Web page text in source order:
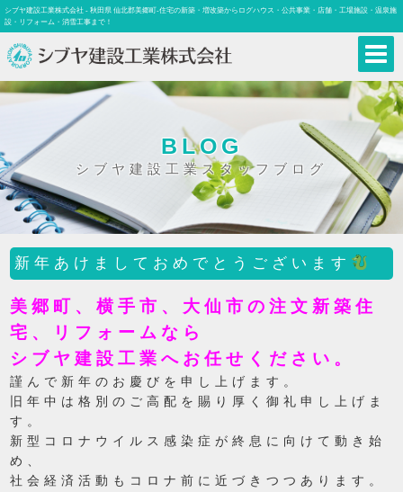
シブヤ建設工業株式会社 - 秋田県 仙北郡美郷町-住宅の新築・増改築からログハウス・公共事業・店舗・工場施設・温泉施
設・リフォーム・消雪工事まで！
BLOG
シブヤ建設工業スタッフブログ
新年あけましておめでとうございます
美郷町、横手市、大仙市の注文新築住
宅、リフォームなら
シブヤ建設工業へお任せください。
謹んで新年のお慶びを申し上げます。
旧年中は格別のご高配を賜り厚く御礼申し上げま
す。
新型コロナウイルス感染症が終息に向けて動き始
め、
社会経済活動もコロナ前に近づきつつあります。